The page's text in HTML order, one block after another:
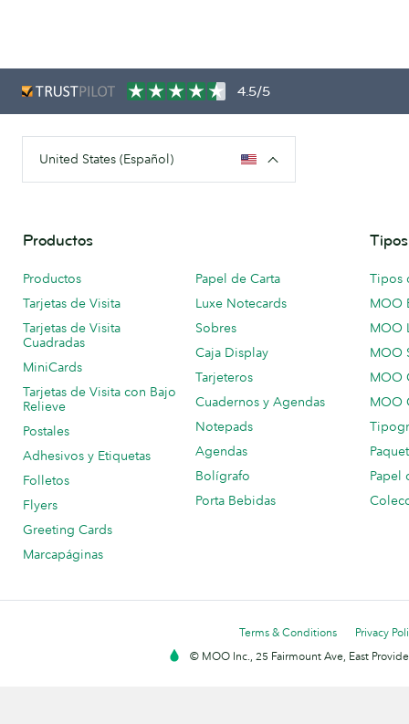
4.5/5
United States (Español)
Productos
Productos
Tarjetas de Visita
Tarjetas de Visita
Cuadradas
MiniCards
Tarjetas de Visita con Bajo
Relieve
Postales
Adhesivos y Etiquetas
Folletos
Flyers
Greeting Cards
Marcapáginas
Papel de Carta
Luxe Notecards
Sobres
Caja Display
Tarjeteros
Cuadernos y Agendas
Notepads
Agendas
Bolígrafo
Porta Bebidas
Tipos
MOO
MOO
MOO
MOO
MOO
Papel
Terms & Conditions
Privacy
© MOO Inc., 25 Fairmount Ave, East